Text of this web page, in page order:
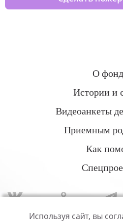
О
Истории и
Видеоанкеты
Приемным
Как
Используя сайт, вы